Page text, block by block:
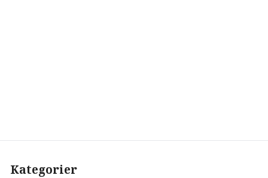
Kategorier